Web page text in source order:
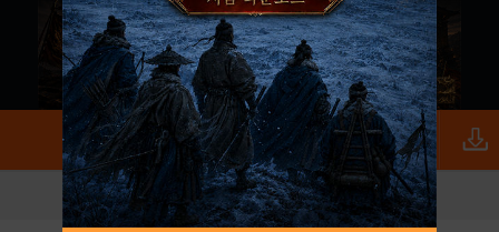
로그인 PC버전 전체앱